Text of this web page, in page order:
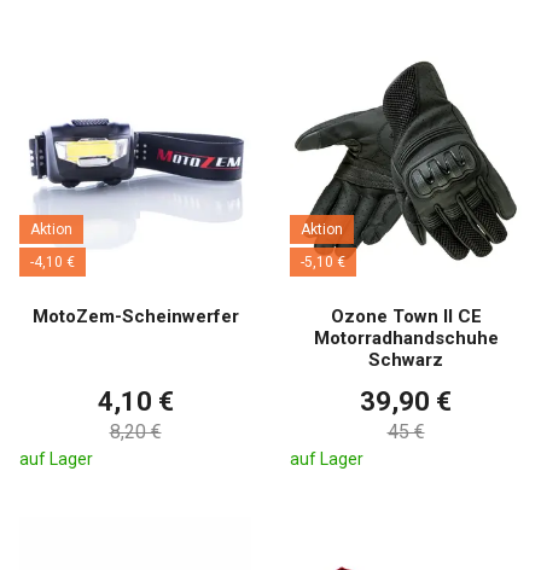
Aktion
-4,10 €
MotoZem-Scheinwerfer
4,10 €
8,20 €
auf Lager
Aktion
-5,10 €
Ozone Town II CE
Motorradhandschuhe
Schwarz
39,90 €
45 €
auf Lager